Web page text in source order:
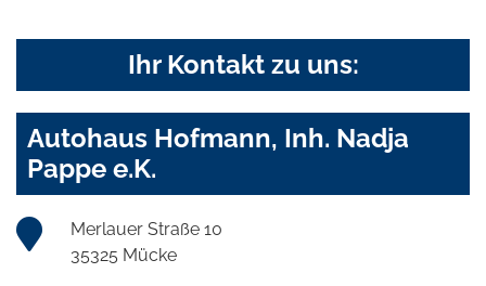
Ihr Kontakt zu uns:
Autohaus Hofmann, Inh. Nadja
Pappe e.K.
Merlauer Straße 10
35325 Mücke